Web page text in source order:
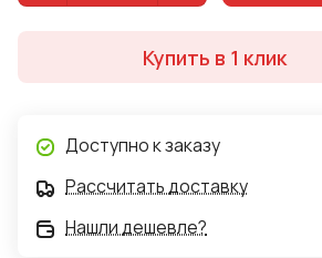
Купить в 1 клик
Доступно к заказу
Рассчитать доставку
Нашли дешевле?